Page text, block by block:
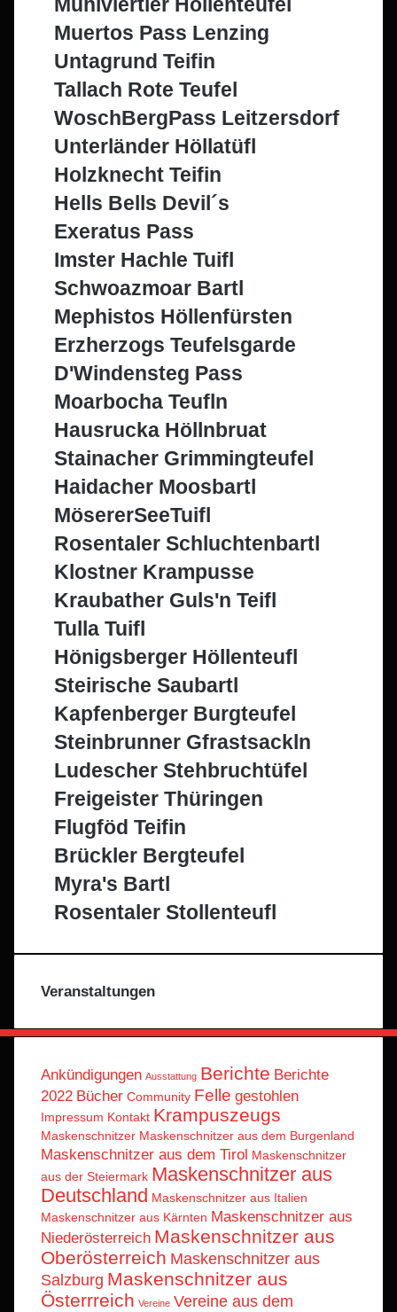
Muertos Pass Lenzing
Untagrund Teifin
Tallach Rote Teufel
WoschBergPass Leitzersdorf
Unterländer Höllatüfl
Holzknecht Teifin
Hells Bells Devil´s
Exeratus Pass
Imster Hachle Tuifl
Schwoazmoar Bartl
Mephistos Höllenfürsten
Erzherzogs Teufelsgarde
D'Windensteg Pass
Moarbocha Teufln
Hausrucka Höllnbruat
Stainacher Grimmingteufel
Haidacher Moosbartl
MösererSeeTuifl
Rosentaler Schluchtenbartl
Klostner Krampusse
Kraubather Guls'n Teifl
Tulla Tuifl
Hönigsberger Höllenteufl
Steirische Saubartl
Kapfenberger Burgteufel
Steinbrunner Gfrastsackln
Ludescher Stehbruchtüfel
Freigeister Thüringen
Flugföd Teifin
Brückler Bergteufel
Myra's Bartl
Rosentaler Stollenteufl
Veranstaltungen
Ankündigungen Ausstattung Berichte Berichte
2022 Bücher Community Felle gestohlen
Impressum Kontakt Krampuszeugs
Maskenschnitzer Maskenschnitzer aus dem Burgenland
Maskenschnitzer aus dem Tirol Maskenschnitzer
aus der Steiermark Maskenschnitzer aus
Deutschland Maskenschnitzer aus Italien
Maskenschnitzer aus Kärnten Maskenschnitzer aus
Niederösterreich Maskenschnitzer aus
Oberösterreich Maskenschnitzer aus
Salzburg Maskenschnitzer aus
Österrreich Vereine Vereine aus dem